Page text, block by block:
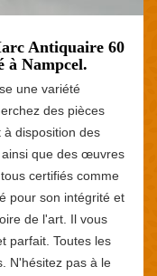
Antiquaire 60
à Nampcel.
une variété
des pièces
disposition des
que des œuvres
certifiés comme
pour son intégrité et
de l'art. Il vous
parfait. Toutes les
N'hésitez pas à le